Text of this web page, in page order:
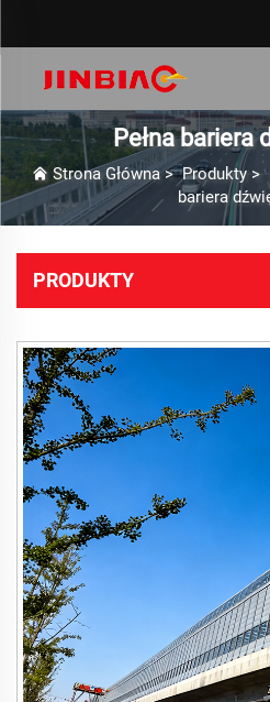
Pełna bariera
Strona Główna>Produkty>
bariera
PRODUKTY